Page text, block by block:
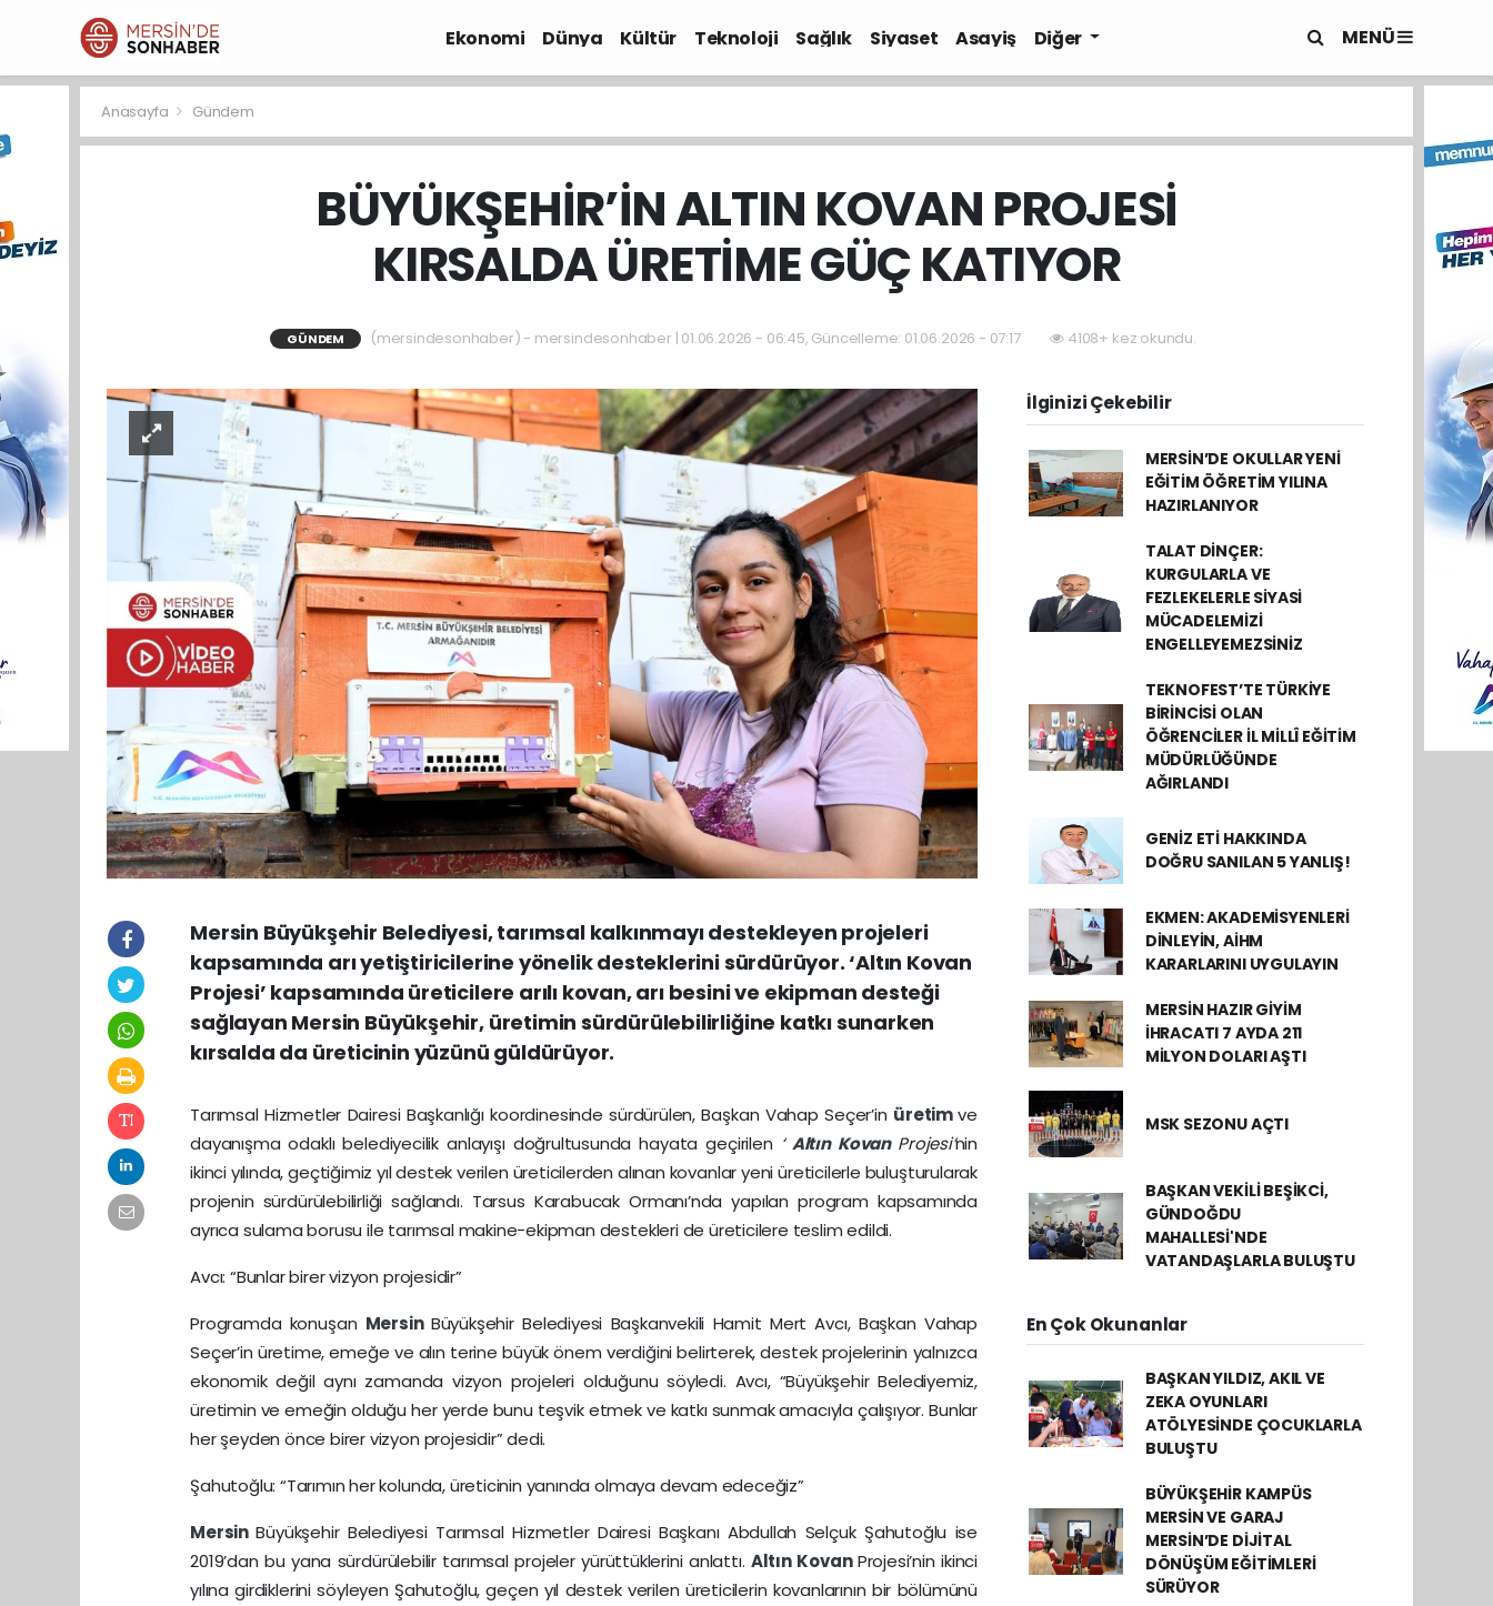
Ekonomi Dünya Kültür Teknoloji Sağlık Siyaset Asayiş Diğer MENÜ
Anasayfa Gündem
BÜYÜKŞEHİR’İN ALTIN KOVAN PROJESİ
KIRSALDA ÜRETİME GÜÇ KATIYOR
GÜNDEM (mersindesonhaber) - mersindesonhaber | 01.06.2026 - 06:45, Güncelleme: 01.06.2026 - 07:17 4108+ kez okundu.
Mersin Büyükşehir Belediyesi, tarımsal kalkınmayı destekleyen projeleri
kapsamında arı yetiştiricilerine yönelik desteklerini sürdürüyor. ‘Altın Kovan
Projesi’ kapsamında üreticilere arılı kovan, arı besini ve ekipman desteği
sağlayan Mersin Büyükşehir, üretimin sürdürülebilirliğine katkı sunarken
kırsalda da üreticinin yüzünü güldürüyor.
Tarımsal Hizmetler Dairesi Başkanlığı koordinesinde sürdürülen, Başkan Vahap Seçer’in üretimve
dayanışma odaklı belediyecilik anlayışı doğrultusunda hayata geçirilen ‘Altın Kovan Projesi’nin
ikinci yılında, geçtiğimiz yıl destek verilen üreticilerden alınan kovanlar yeni üreticilerle buluşturularak
projenin sürdürülebilirliği sağlandı. Tarsus Karabucak Ormanı’nda yapılan program kapsamında
ayrıca sulama borusu ile tarımsal makine-ekipman destekleri de üreticilere teslim edildi.
Avcı: “Bunlar birer vizyon projesidir”
Programda konuşan Mersin Büyükşehir Belediyesi Başkanvekili Hamit Mert Avcı, Başkan Vahap
Seçer’in üretime, emeğe ve alın terine büyük önem verdiğini belirterek, destek projelerinin yalnızca
ekonomik değil aynı zamanda vizyon projeleri olduğunu söyledi. Avcı, “Büyükşehir Belediyemiz,
üretimin ve emeğin olduğu her yerde bunu teşvik etmek ve katkı sunmak amacıyla çalışıyor. Bunlar
her şeyden önce birer vizyon projesidir” dedi.
Şahutoğlu: “Tarımın her kolunda, üreticinin yanında olmaya devam edeceğiz”
MersinBüyükşehir Belediyesi Tarımsal Hizmetler Dairesi Başkanı Abdullah Selçuk Şahutoğlu ise
2019’dan bu yana sürdürülebilir tarımsal projeler yürüttüklerini anlattı. Altın KovanProjesi’nin ikinci
yılına girdiklerini söyleyen Şahutoğlu, geçen yıl destek verilen üreticilerin kovanlarının bir bölümünü
İlginizi Çekebilir
MERSİN’DE OKULLAR YENİ
EĞİTİM ÖĞRETİM YILINA
HAZIRLANIYOR
TALAT DİNÇER:
KURGULARLA VE
FEZLEKELERLE SİYASİ
MÜCADELEMİZİ
ENGELLEYEMEZSİNİZ
TEKNOFEST’TE TÜRKİYE
BİRİNCİSİ OLAN
ÖĞRENCİLER İL MİLLÎ EĞİTİM
MÜDÜRLÜĞÜNDE
AĞIRLANDI
GENİZ ETİ HAKKINDA
DOĞRU SANILAN 5 YANLIŞ!
EKMEN: AKADEMİSYENLERİ
DİNLEYİN, AİHM
KARARLARINI UYGULAYIN
MERSİN HAZIR GİYİM
İHRACATI 7 AYDA 211
MİLYON DOLARI AŞTI
MSK SEZONU AÇTI
BAŞKAN VEKİLİ BEŞİKCİ,
GÜNDOĞDU
MAHALLESİ'NDE
VATANDAŞLARLA BULUŞTU
En Çok Okunanlar
BAŞKAN YILDIZ, AKIL VE
ZEKA OYUNLARI
ATÖLYESİNDE ÇOCUKLARLA
BULUŞTU
BÜYÜKŞEHİR KAMPÜS
MERSİN VE GARAJ
MERSİN’DE DİJİTAL
DÖNÜŞÜM EĞİTİMLERİ
SÜRÜYOR